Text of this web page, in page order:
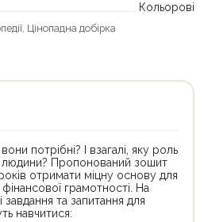
Кольорові
, Цінопадна добірка
потрібні? І взагалі, яку роль
людини? Пропонований зошит
отримати міцну основу для
грамотності. На
завдання та запитання для
навчитися: